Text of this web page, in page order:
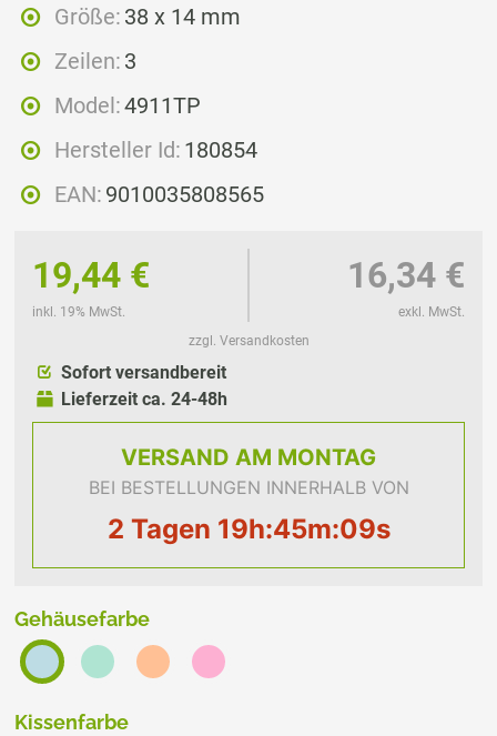
Größe: 38 x 14 mm
Zeilen: 3
Model:4911TP
Hersteller Id: 180854
EAN: 9010035808565
19,44 €
inkl. 19% MwSt.
16,34 €
exkl. MwSt.
zzgl. Versandkosten
Sofort versandbereit
Lieferzeit ca. 24-48h
VERSAND AM MONTAG
BEI BESTELLUNGEN INNERHALB VON
2 Tagen 19h:45m:08s
Gehäusefarbe
Kissenfarbe